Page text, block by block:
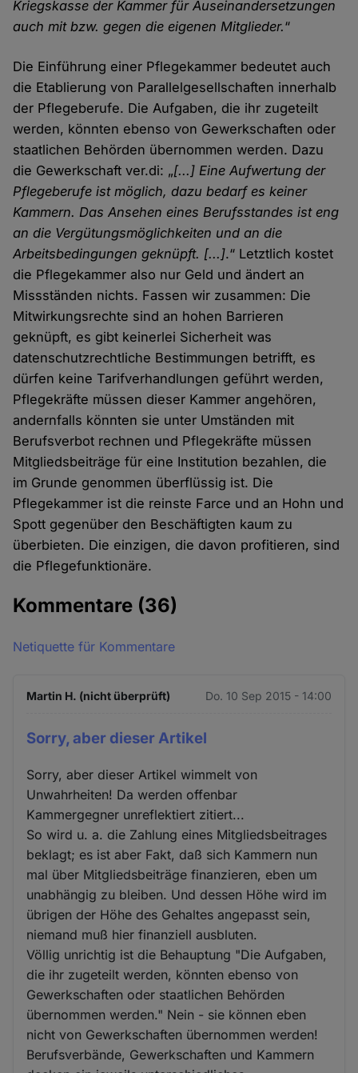
Kriegskasse der Kammer für Auseinandersetzungen
auch mit bzw. gegen die eigenen Mitglieder.“
Die Einführung einer Pflegekammer bedeutet auch
die Etablierung von Parallelgesellschaften innerhalb
der Pflegeberufe. Die Aufgaben, die ihr zugeteilt
werden, könnten ebenso von Gewerkschaften oder
staatlichen Behörden übernommen werden. Dazu
die Gewerkschaft ver.di: „[...] Eine Aufwertung der
Pflegeberufe ist möglich, dazu bedarf es keiner
Kammern. Das Ansehen eines Berufsstandes ist eng
an die Vergütungsmöglichkeiten und an die
Arbeitsbedingungen geknüpft. [...].“ Letztlich kostet
die Pflegekammer also nur Geld und ändert an
Missständen nichts. Fassen wir zusammen: Die
Mitwirkungsrechte sind an hohen Barrieren
geknüpft, es gibt keinerlei Sicherheit was
datenschutzrechtliche Bestimmungen betrifft, es
dürfen keine Tarifverhandlungen geführt werden,
Pflegekräfte müssen dieser Kammer angehören,
andernfalls könnten sie unter Umständen mit
Berufsverbot rechnen und Pflegekräfte müssen
Mitgliedsbeiträge für eine Institution bezahlen, die
im Grunde genommen überflüssig ist. Die
Pflegekammer ist die reinste Farce und an Hohn und
Spott gegenüber den Beschäftigten kaum zu
überbieten. Die einzigen, die davon profitieren, sind
die Pflegefunktionäre.
Kommentare (36)
Netiquette für Kommentare
Martin H. (nicht überprüft) Do. 10 Sep 2015 - 14:00
Sorry, aber dieser Artikel
Sorry, aber dieser Artikel wimmelt von
Unwahrheiten! Da werden offenbar
Kammergegner unreflektiert zitiert...
So wird u. a. die Zahlung eines Mitgliedsbeitrages
beklagt; es ist aber Fakt, daß sich Kammern nun
mal über Mitgliedsbeiträge finanzieren, eben um
unabhängig zu bleiben. Und dessen Höhe wird im
übrigen der Höhe des Gehaltes angepasst sein,
niemand muß hier finanziell ausbluten.
Völlig unrichtig ist die Behauptung "Die Aufgaben,
die ihr zugeteilt werden, könnten ebenso von
Gewerkschaften oder staatlichen Behörden
übernommen werden." Nein - sie können eben
nicht von Gewerkschaften übernommen werden!
Berufsverbände, Gewerkschaften und Kammern